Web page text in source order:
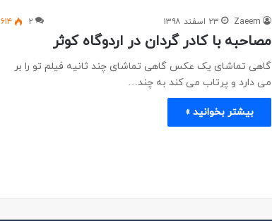
Zaeem ۲۳ اسفند ۱۳۹۸ ۲ ۶۱۴
مصاحبه با کادر گردان در اردوگاه کوثر
گاهی تماشای یک عکس گاهی تماشای چند ثانیه فیلم تو را بر
می دارد و پرتاب می کند به چند…
بیشتر بخوانید »